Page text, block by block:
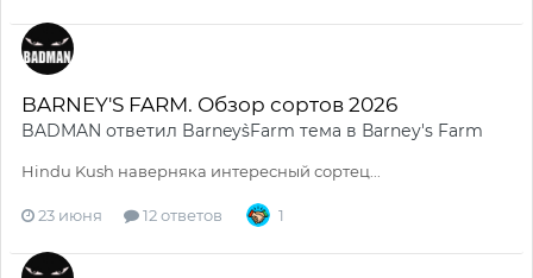
BARNEY'S FARM. Обзор сортов 2026
BADMAN ответил Barney`sFarm тема в Ваrnеy's Fаrm
Hindu Kush наверняка интересный сортец...
23 июня 12 ответов 1